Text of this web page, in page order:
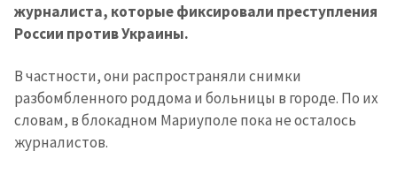
журналиста, которые фиксировали преступления
России против Украины.
В частности, они распространяли снимки
разбомбленного роддома и больницы в городе. По их
словам, в блокадном Мариуполе пока не осталось
журналистов.